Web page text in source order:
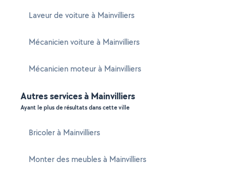
Laveur de voiture à Mainvilliers
Mécanicien voiture à Mainvilliers
Mécanicien moteur à Mainvilliers
Autres services à Mainvilliers
Ayant le plus de résultats dans cette ville
Bricoler à Mainvilliers
Monter des meubles à Mainvilliers